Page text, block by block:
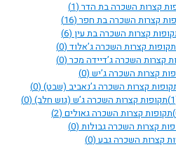
קצרות השכרה בת הדר (1)
קצרות השכרה בת חפר (16)
קצרות השכרה בת עין (6)
תקופות קצרות השכרה ג’אלוד (0)
קצרות השכרה ג’דיידה מכר (0)
קצרות השכרה ג’יש (0)
קצרות השכרה ג’נאביב (שבט) (0)
תקופות קצרות השכרה ג’ש (גוש חלב) (0)
תקופות קצרות השכרה גאולים (2)
קצרות השכרה גבולות (0)
קצרות השכרה גבע (0)